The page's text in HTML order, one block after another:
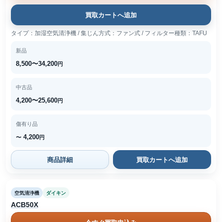
買取カートへ追加
タイプ：加湿空気清浄機 / 集じん方式：ファン式 / フィルター種類：TAFU
新品
8,500〜34,200円
中古品
4,200〜25,600円
傷有り品
〜 4,200円
商品詳細 買取カートへ追加
空気清浄機 ダイキン
ACB50X